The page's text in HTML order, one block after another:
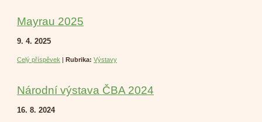
Mayrau 2025
9. 4. 2025
Celý příspěvek | Rubrika: Výstavy
Národní výstava ČBA 2024
16. 8. 2024